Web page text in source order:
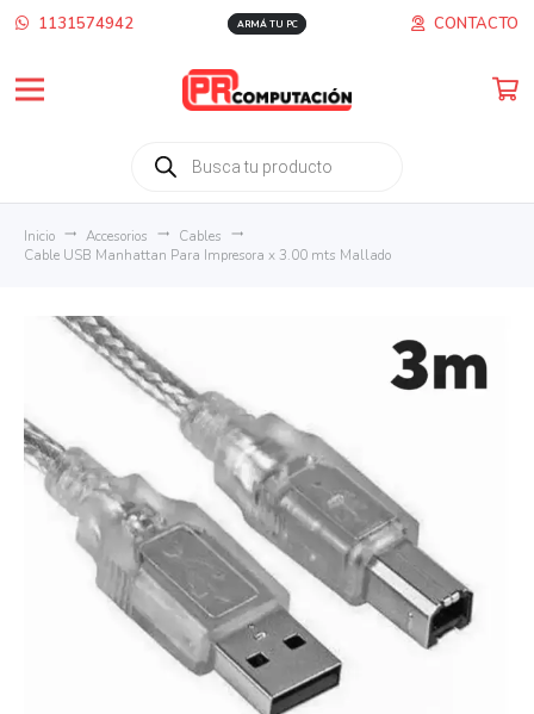
1131574942 ARMÁ TU PC CONTACTO
Búsqueda
de
productos
Inicio trending_flat Accesorios trending_flat Cables trending_flat
Cable USB Manhattan Para Impresora x 3.00 mts Mallado